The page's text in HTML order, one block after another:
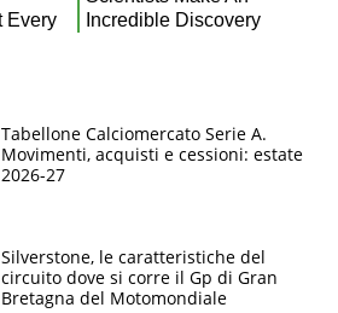
Tabellone Calciomercato Serie A.
Movimenti, acquisti e cessioni: estate
2026-27
Silverstone, le caratteristiche del
circuito dove si corre il Gp di Gran
Bretagna del Motomondiale